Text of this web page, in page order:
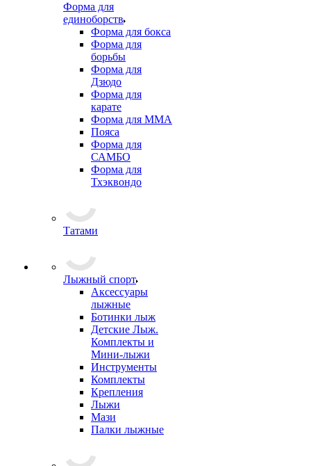
Форма для
единоборств
Форма для бокса
Форма для
борьбы
Форма для
Дзюдо
Форма для
карате
Форма для MMA
Пояса
Форма для
САМБО
Форма для
Тхэквондо
Татами
Лыжный спорт
Аксессуары
лыжные
Ботинки лыж
Детские Лыж.
Комплекты и
Мини-лыжи
Инструменты
Комплекты
Крепления
Лыжи
Мази
Палки лыжные